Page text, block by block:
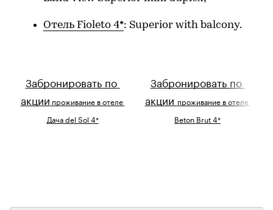
Отель Fioleto 4*: Superior with balcony.
Забронировать по
акции проживание в отеле
Дача del Sol 4*
Забронировать по
акции проживание в отеле
Beton Brut 4*